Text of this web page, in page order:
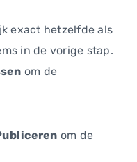
exact hetzelfde als
in de vorige stap.
om de
om de